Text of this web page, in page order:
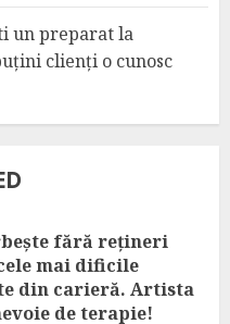
un preparat la
clienți o cunosc
fără rețineri
mai dificile
din carieră. Artista
de terapie!